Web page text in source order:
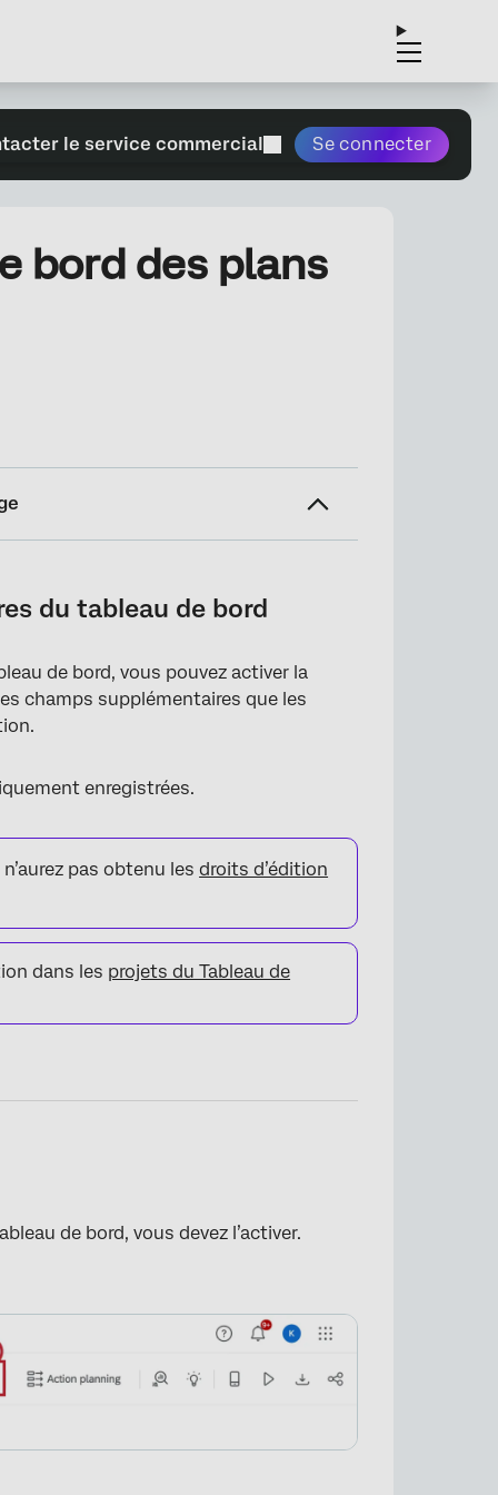
le service commercial Se connecter
bord des plans
du tableau de bord
de bord, vous pouvez activer la
champs supplémentaires que les
enregistrées.
pas obtenu lesdroits d’édition
dans les projets du Tableau de
de bord, vous devez l’activer.